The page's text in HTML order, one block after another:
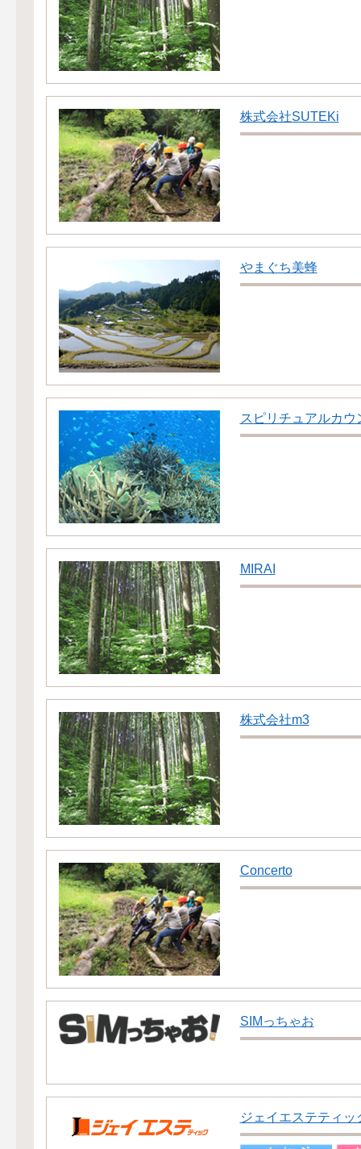
株式会社SUTEKi
やまぐち美蜂
スピリチュアルカ
MIRAI
株式会社m3
Concerto
SIMっちゃお
ジェイエステティ